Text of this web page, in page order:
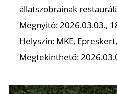
állatszobrainak
Megnyitó: 2026.03.03.,
Helyszín: MKE,
Megtekinthető: